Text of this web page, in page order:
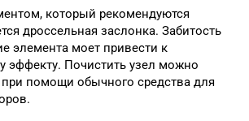
который рекомендуются
дроссельная заслонка. Забитость
элемента моет привести к
эффекту. Почистить узел можно
при помощи обычного средства для